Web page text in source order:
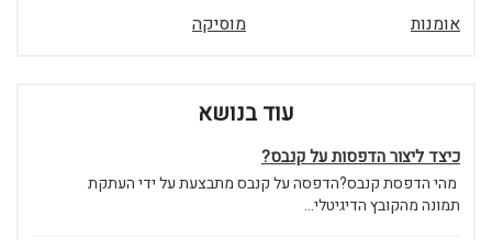
אומנות מוסיקה
עוד בנושא
כיצד ליצור הדפסות על קנבס?
מהי הדפסת קנבס?הדפסה על קנבס מתבצעת על ידי העתקת
תמונה מהקובץ הדיגיטלי...